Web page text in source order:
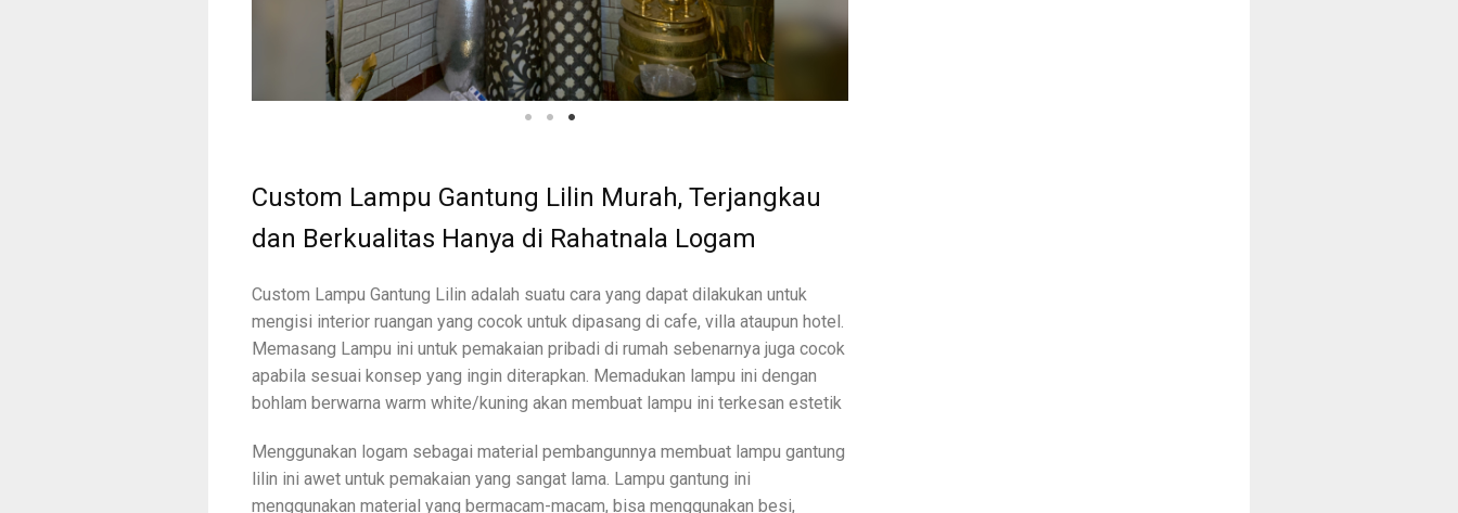
Custom Lampu Gantung Lilin Murah, Terjangkau
dan Berkualitas Hanya di Rahatnala Logam
Custom Lampu Gantung Lilin adalah suatu cara yang dapat dilakukan untuk
mengisi interior ruangan yang cocok untuk dipasang di cafe, villa ataupun hotel.
Memasang Lampu ini untuk pemakaian pribadi di rumah sebenarnya juga cocok
apabila sesuai konsep yang ingin diterapkan. Memadukan lampu ini dengan
bohlam berwarna warm white/kuning akan membuat lampu ini terkesan estetik
Menggunakan logam sebagai material pembangunnya membuat lampu gantung
lilin ini awet untuk pemakaian yang sangat lama. Lampu gantung ini
menggunakan material yang bermacam-macam, bisa menggunakan besi,